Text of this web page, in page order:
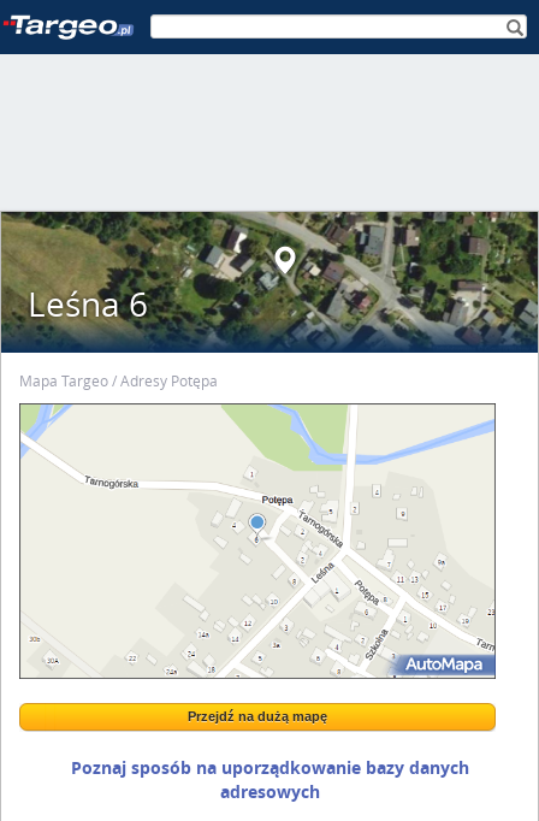
Leśna 6
Mapa Targeo Adresy Potępa
Wstaw tę mapkę na swoją stronę
Przejdź na dużą mapę
Przejdź na dużą mapę
Poznaj sposób na uporządkowanie bazy danych
adresowych